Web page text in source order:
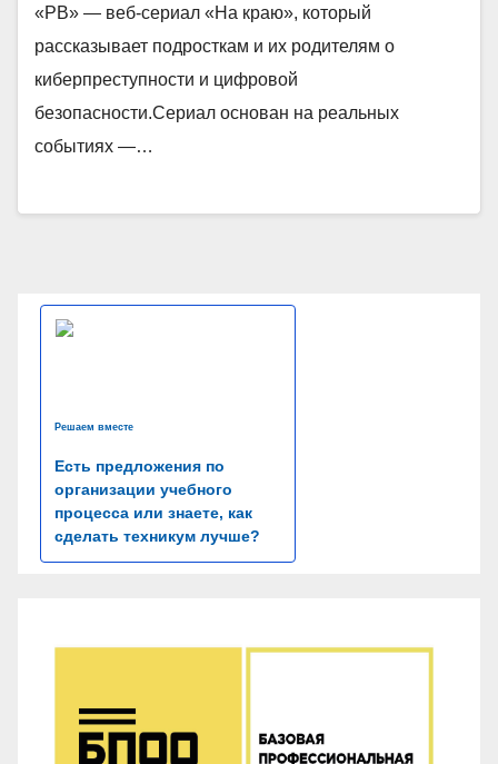
«РВ» — веб-сериал «На краю», который
рассказывает подросткам и их родителям о
киберпреступности и цифровой
безопасности.Сериал основан на реальных
событиях —…
Решаем вместе
Есть предложения по
организации учебного
процесса или знаете, как
сделать техникум лучше?